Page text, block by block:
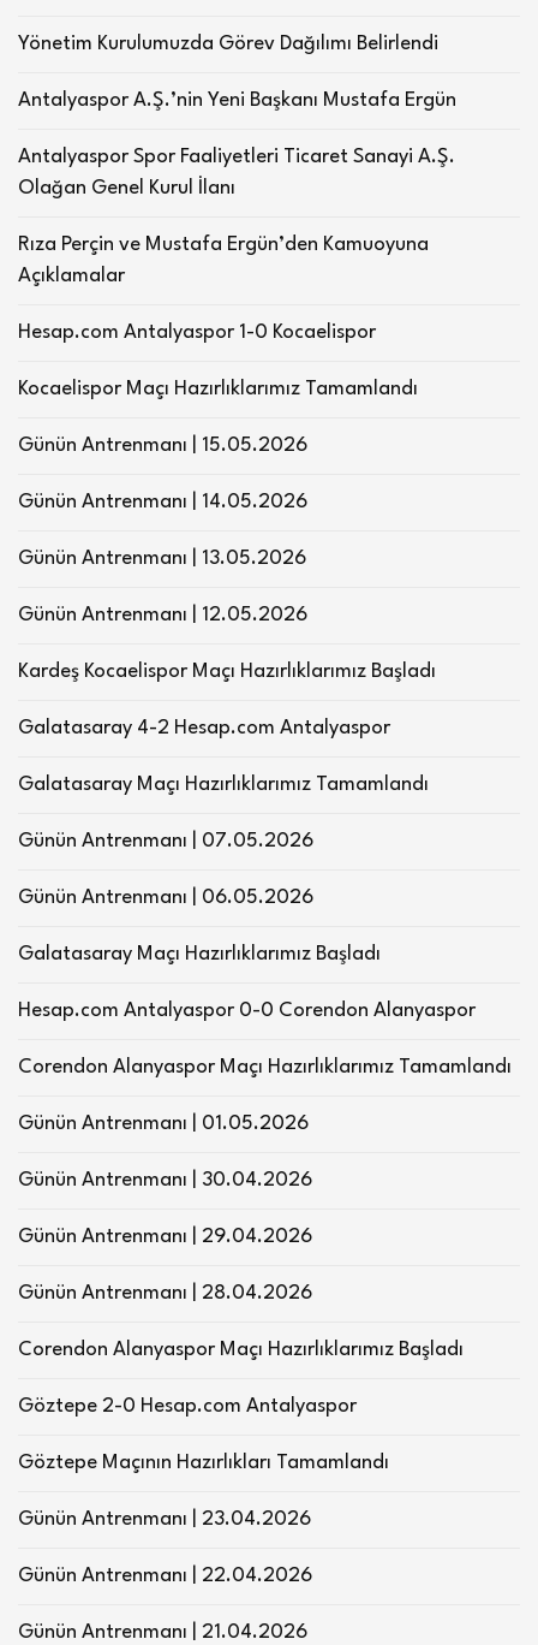
Yönetim Kurulumuzda Görev Dağılımı Belirlendi
Antalyaspor A.Ş.’nin Yeni Başkanı Mustafa Ergün
Antalyaspor Spor Faaliyetleri Ticaret Sanayi A.Ş.
Olağan Genel Kurul İlanı
Rıza Perçin ve Mustafa Ergün’den Kamuoyuna
Açıklamalar
Hesap.com Antalyaspor 1-0 Kocaelispor
Kocaelispor Maçı Hazırlıklarımız Tamamlandı
Günün Antrenmanı | 15.05.2026
Günün Antrenmanı | 14.05.2026
Günün Antrenmanı | 13.05.2026
Günün Antrenmanı | 12.05.2026
Kardeş Kocaelispor Maçı Hazırlıklarımız Başladı
Galatasaray 4-2 Hesap.com Antalyaspor
Galatasaray Maçı Hazırlıklarımız Tamamlandı
Günün Antrenmanı | 07.05.2026
Günün Antrenmanı | 06.05.2026
Galatasaray Maçı Hazırlıklarımız Başladı
Hesap.com Antalyaspor 0-0 Corendon Alanyaspor
Corendon Alanyaspor Maçı Hazırlıklarımız Tamamlandı
Günün Antrenmanı | 01.05.2026
Günün Antrenmanı | 30.04.2026
Günün Antrenmanı | 29.04.2026
Günün Antrenmanı | 28.04.2026
Corendon Alanyaspor Maçı Hazırlıklarımız Başladı
Göztepe 2-0 Hesap.com Antalyaspor
Göztepe Maçının Hazırlıkları Tamamlandı
Günün Antrenmanı | 23.04.2026
Günün Antrenmanı | 22.04.2026
Günün Antrenmanı | 21.04.2026